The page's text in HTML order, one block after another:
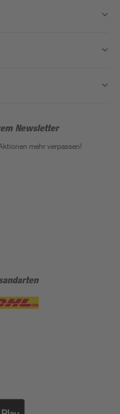
Newsletter
mehr verpassen!